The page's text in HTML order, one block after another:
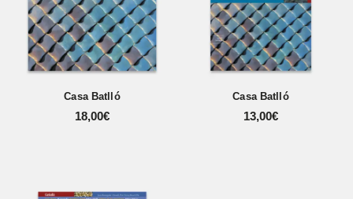
Casa Batlló
18,00€
Casa Batlló
13,00€